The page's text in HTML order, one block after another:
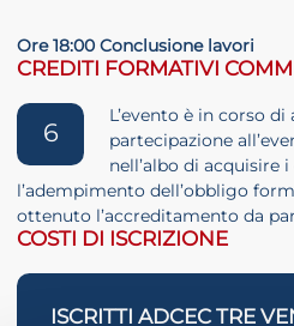
Ore 18:00 Conclusione lavori
CREDITI FORMATIVI
6
L’evento è in corso
partecipazione
nell’albo di
l’adempimento dell’obbligo
ottenuto l’accreditamento da
COSTI DI ISCRIZIONE
ISCRITTI ADCEC TRE